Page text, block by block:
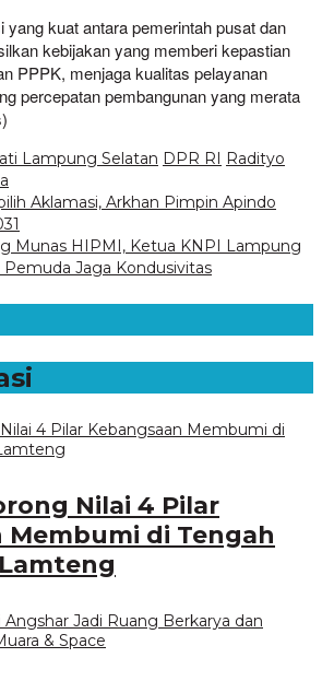
yang kuat antara pemerintah pusat dan
kebijakan yang memberi kepastian
PPPK, menjaga kualitas pelayanan
percepatan pembangunan yang merata
Lampung Selatan DPR RI Radityo
Aklamasi, Arkhan Pimpin Apindo
Munas HIPMI, Ketua KNPI Lampung
Jaga Kondusivitas
Nilai 4 Pilar
Membumi di Tengah